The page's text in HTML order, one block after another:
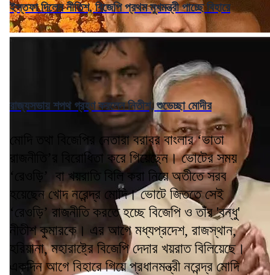
ইস্তফা দিলেন নীতিশ, বিজেপি প্রথম মুখমন্ত্রী পাচ্ছে বিহারে
রাজ্যসভায় শপথ গ্রহণ করলেন নিতীশ, শুভেচ্ছা মোদীর
মোদি তথা বিজেপির নেতারা বরাবর বাংলার ‘ভাতা
রাজনীতি’র বিরোধিতা করে গিয়েছেন। ভোটের সময়
‘রেওড়ি’ বা খয়রাতি বিলি করা নিয়ে অতীতে সরব
হয়েছেন খোদ নরেন্দ্র মোদি। ভোটে জিততে সেই
‘রেওড়ি’ রাজনীতি করতে হচ্ছে বিজেপি ও তাঁর 'বন্ধু'
নীতীশ কুমারকে। এর আগে মধ্যপ্রদেশ, রাজস্থান,
হরিয়ানা, মহারাষ্ট্রে বিজেপি দেদার খয়রাত বিলিয়েছে।
একদিন আগে বিহারে গিয়ে প্রধানমন্ত্রী নরেন্দ্র মোদি